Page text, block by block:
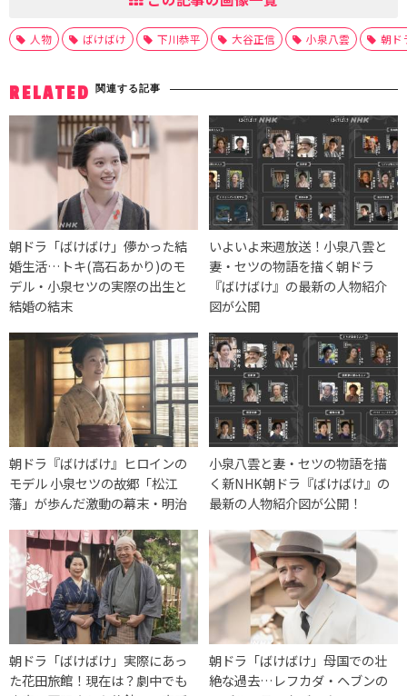
人物 ばけばけ 下川恭平 大谷正信 小泉八雲 朝ド
RELATED 関連する記事
朝ドラ「ばけばけ」儚かった結
婚生活…トキ(高石あかり)のモ
デル・小泉セツの実際の出生と
結婚の結末
いよいよ来週放送！小泉八雲と
妻・セツの物語を描く朝ドラ
『ばけばけ』の最新の人物紹介
図が公開
朝ドラ『ばけばけ』ヒロインの
モデル 小泉セツの故郷「松江
藩」が歩んだ激動の幕末・明治
小泉八雲と妻・セツの物語を描
く新NHK朝ドラ『ばけばけ』の
最新の人物紹介図が公開！
朝ドラ「ばけばけ」実際にあっ
た花田旅館！現在は？劇中でも
朝ドラ「ばけばけ」母国での壮
絶な過去…レフカダ・ヘブンの